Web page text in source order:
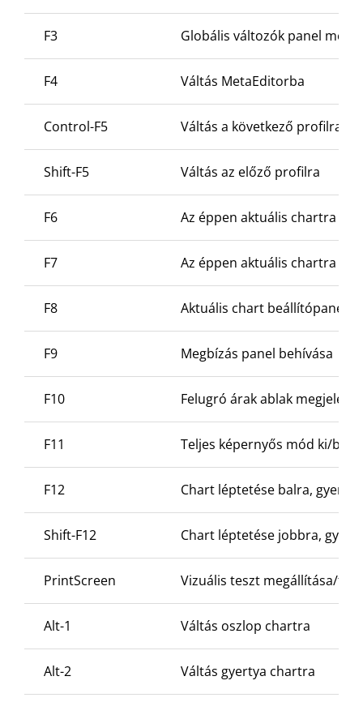
F3 Globális változók panel
F4 Váltás MetaEditorba
Control-F5 Váltás a következő profilra
Shift-F5 Váltás az előző profilra
F6 Az éppen aktuális chartra
F7 Az éppen aktuális chartra
F8 Aktuális chart
F9 Megbízás panel behívása
F10 Felugró árak ablak
F11 Teljes képernyős mód ki/be
F12 Chart léptetése balra,
Shift-F12 Chart léptetése jobbra,
PrintScreen Vizuális teszt megállítása/
Alt-1 Váltás oszlop chartra
Alt-2 Váltás gyertya chartra